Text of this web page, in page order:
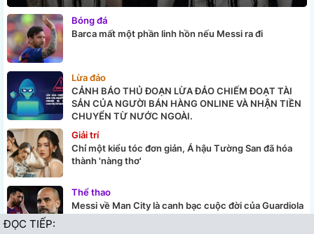
Bóng đá
Barca mất một phần linh hồn nếu Messi ra đi
Lừa đảo
CẢNH BÁO THỦ ĐOẠN LỪA ĐẢO CHIẾM ĐOẠT TÀI
SẢN CỦA NGƯỜI BÁN HÀNG ONLINE VÀ NHẬN TIỀN
CHUYỂN TỪ NƯỚC NGOÀI.
Giải trí
Chỉ một kiểu tóc đơn giản, Á hậu Tường San đã hóa
thành 'nàng thơ'
Thể thao
Messi về Man City là canh bạc cuộc đời của Guardiola
ĐỌC TIẾP: